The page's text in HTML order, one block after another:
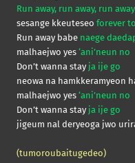
Run away, run away, run
sesange kkeuteseo forever
Run away babe naege
malhaejwo yes ‘ani’neun no
Don’t wanna stay ja ije go
neowa na hamkkeramyeon
malhaejwo yes ‘ani’neun no
Don’t wanna stay ja ije go
jigeum nal deryeoga jwo
(tumoroubaitugedeo)